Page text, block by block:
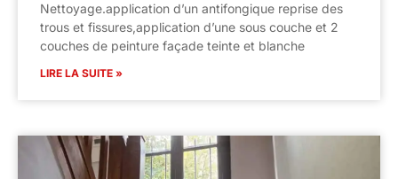
Nettoyage.application d’un antifongique reprise des
trous et fissures,application d’une sous couche et 2
couches de peinture façade teinte et blanche
LIRE LA SUITE »